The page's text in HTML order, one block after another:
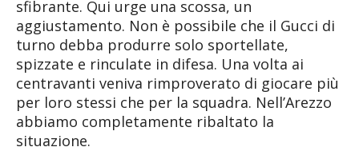
sfibrante. Qui urge una scossa, un
aggiustamento. Non è possibile che il Gucci di
turno debba produrre solo sportellate,
spizzate e rinculate in difesa. Una volta ai
centravanti veniva rimproverato di giocare più
per loro stessi che per la squadra. Nell’Arezzo
abbiamo completamente ribaltato la
situazione.